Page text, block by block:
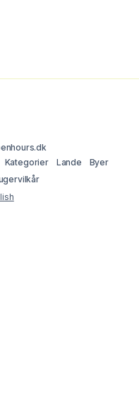
Kategorier Lande
Byer